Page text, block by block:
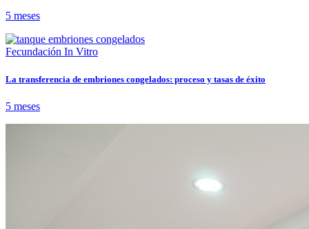
5 meses
Fecundación In Vitro
La transferencia de embriones congelados: proceso y tasas de éxito
5 meses